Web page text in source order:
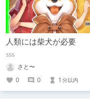
人類には柴犬が必要
sss
さと〜
0
0 1 分以内